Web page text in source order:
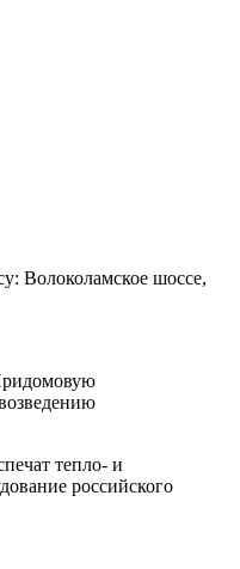
Волоколамское шоссе,
тепло- и
российского